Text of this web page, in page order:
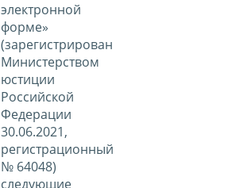
электронной
форме»
(зарегистрирован
Министерством
юстиции
Российской
Федерации
30.06.2021,
регистрационный
№ 64048)
следующие